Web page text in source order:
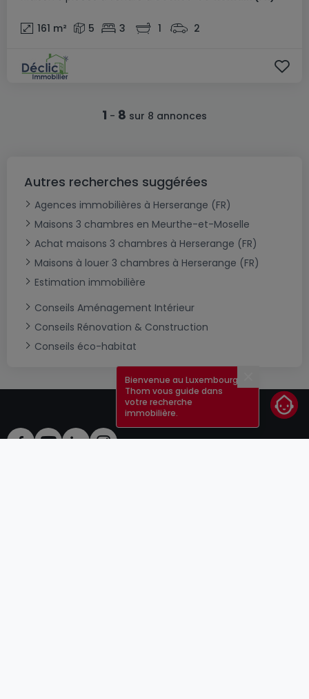
161 m² 5 3 1 2
1 - 8 sur 8 annonces
Autres recherches suggérées
Agences immobilières à Herserange (FR)
Maisons 3 chambres en Meurthe-et-Moselle
Achat maisons 3 chambres à Herserange (FR)
Maisons à louer 3 chambres à Herserange (FR)
Estimation immobilière
Conseils Aménagement Intérieur
Conseils Rénovation & Construction
Conseils éco-habitat
Bienvenue au Luxembourg !
Thom vous guide dans
votre recherche
immobilière.